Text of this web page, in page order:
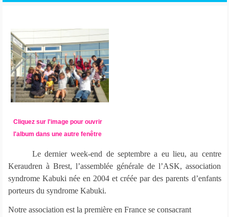
Cliquez sur l'image pour ouvrir
l'album dans une autre fenêtre
Le dernier week-end de septembre a eu lieu, au centre
Keraudren à Brest, l’assemblée générale de l’ASK, association
syndrome Kabuki née en 2004 et créée par des parents d’enfants
porteurs du syndrome Kabuki.
Notre association est la première en France se consacrant